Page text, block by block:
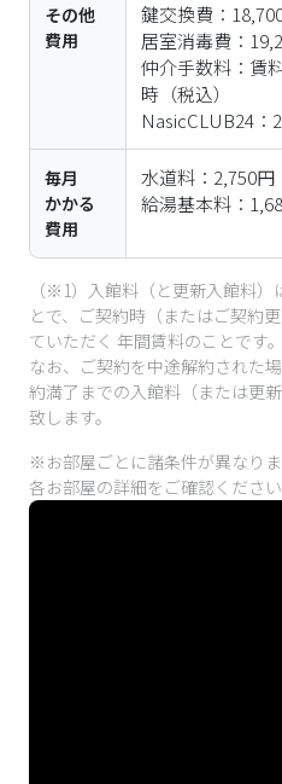
その他
費用
鍵交換費：
居室消毒費：
仲介手数料：賃
時（税込）
NasicCLUB24：
毎月
かかる
費用
水道料：2,750円
給湯基本料：
（※1）入館料（と更新入館料
とで、ご契約時（またはご契約
ていただく 年間賃料のことです。
なお、ご契約を中途解約された
約満了までの入館料（または更
致します。
※お部屋ごとに諸条件が異なり
各お部屋の詳細をご確認ください